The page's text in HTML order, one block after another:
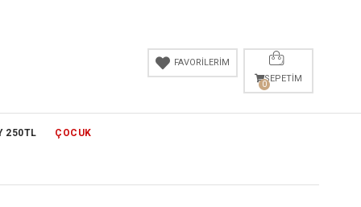
SEPETIM
0
FAVORİLERİM
250TL ÇOCUK